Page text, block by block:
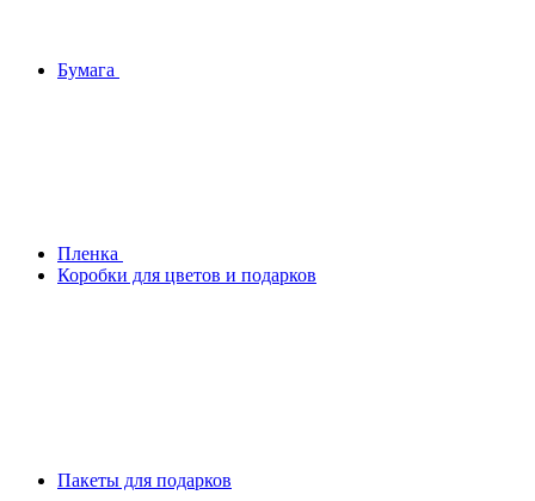
Бумага
Плeнка
Коробки для цветов и подарков
Пакеты для подарков